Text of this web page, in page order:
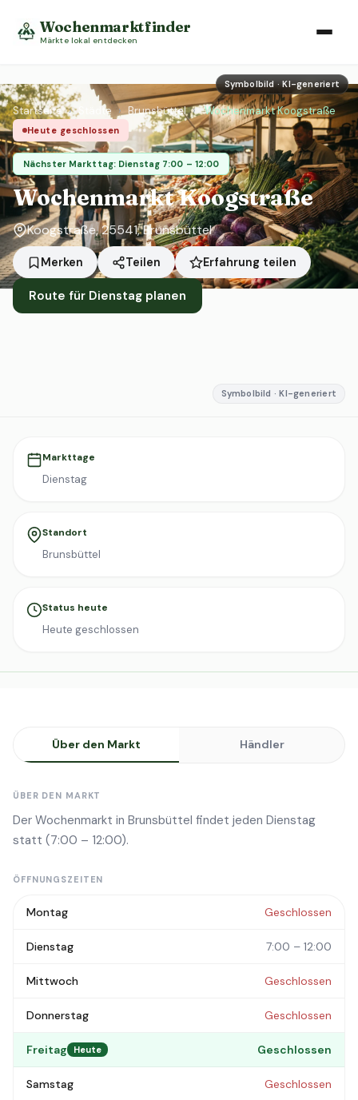
Wochenmarktfinder
Märkte lokal entdecken
Symbolbild · KI-generiert
Startseite › Städte › Brunsbüttel › Wochenmarkt Koogstraße
Heute geschlossen
Nächster Markttag: Dienstag 7:00 – 12:00
Wochenmarkt Koogstraße
Koogstraße, 25541, Brunsbüttel
Merken Teilen Erfahrung teilen
Route für Dienstag planen
Symbolbild · KI-generiert
Markttage
Dienstag
Standort
Brunsbüttel
Status heute
Heute geschlossen
Über den Markt Händler
ÜBER DEN MARKT
Der Wochenmarkt in Brunsbüttel findet jeden Dienstag
statt (7:00 – 12:00).
ÖFFNUNGSZEITEN
Montag Geschlossen
Dienstag 7:00 – 12:00
Mittwoch Geschlossen
Donnerstag Geschlossen
Freitag Heute Geschlossen
Samstag Geschlossen